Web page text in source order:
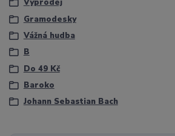
Výprodej
Gramodesky
Vážná hudba
B
Do 49 Kč
Baroko
Johann Sebastian Bach